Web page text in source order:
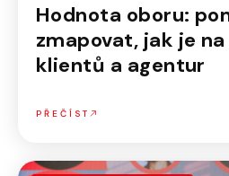
Hodnota oboru:
zmapovat, jak je
klientů a agentur
PŘEČÍST